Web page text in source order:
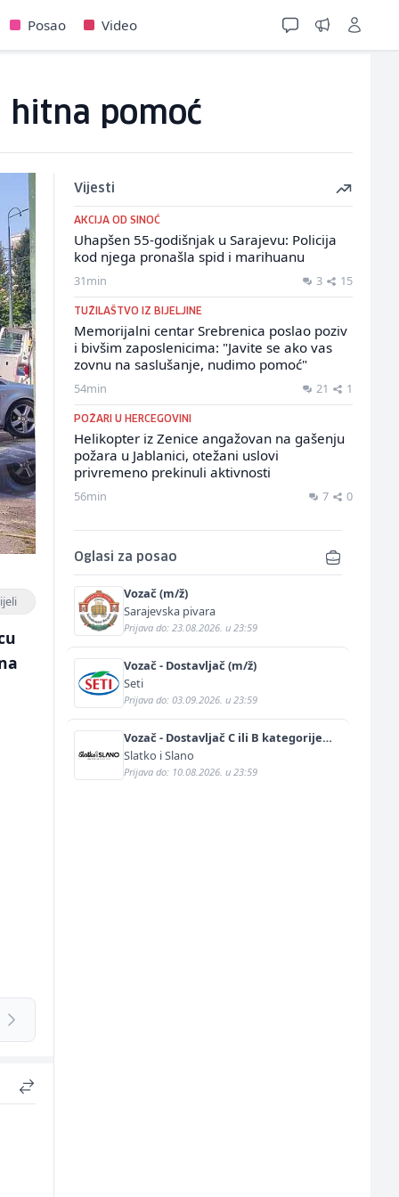
Posao Video
hitna pomoć
Vijesti
AKCIJA OD SINOĆ
Uhapšen 55-godišnjak u Sarajevu: Policija
kod njega pronašla spid i marihuanu
31min 3 15
TUŽILAŠTVO IZ BIJELJINE
Memorijalni centar Srebrenica poslao poziv
i bivšim zaposlenicima: "Javite se ako vas
zovnu na saslušanje, nudimo pomoć"
54min 21 1
POŽARI U HERCEGOVINI
Helikopter iz Zenice angažovan na gašenju
požara u Jablanici, otežani uslovi
privremeno prekinuli aktivnosti
56min 7 0
Oglasi za posao
Vozač (m/ž)
Sarajevska pivara
Prijava do: 23.08.2026. u 23:59
Vozač - Dostavljač (m/ž)
Seti
Prijava do: 03.09.2026. u 23:59
Vozač - Dostavljač C ili B kategorije
(m/ž)
Slatko i Slano
Prijava do: 10.08.2026. u 23:59